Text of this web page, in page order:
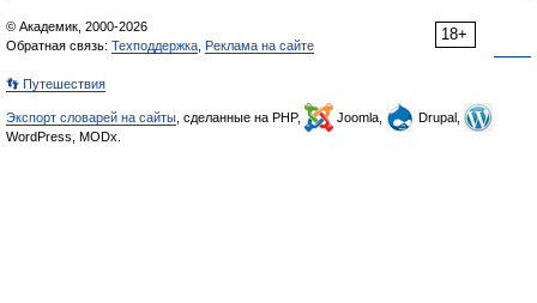
18+
© Академик, 2000-2026
Обратная связь: Техподдержка Реклама на сайте
👣 Путешествия
Экспорт словарей на сайты , сделанные на PHP, Joomla,
Drupal,
WordPress, MODx.